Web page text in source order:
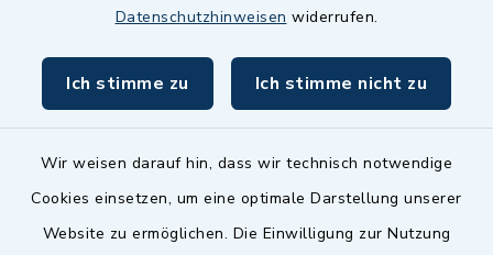
Datenschutzhinweisen widerrufen.
Ich stimme zu Ich stimme nicht zu
Wir weisen darauf hin, dass wir technisch notwendige
Cookies einsetzen, um eine optimale Darstellung unserer
Website zu ermöglichen. Die Einwilligung zur Nutzung